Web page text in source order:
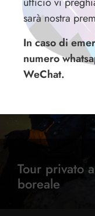
Tour privato
boreale
sarà nostra
In caso di
numero
WeChat.